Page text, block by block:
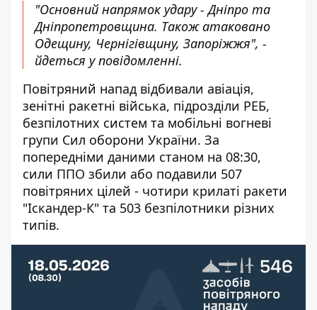
"Основний напрямок удару - Дніпро та
Дніпропетровщина. Також атаковано
Одещину, Чернігівщину, Запоріжжя", -
йдеться у повідомленні.
Повітряний напад відбивали авіація,
зенітні ракетні війська, підрозділи РЕБ,
безпілотних систем та мобільні вогневі
групи Сил оборони України. За
попередніми даними станом на 08:30,
сили ППО збили або подавили 507
повітряних цілей - чотири крилаті ракети
"Іскандер-К" та 503 безпілотники різних
типів.